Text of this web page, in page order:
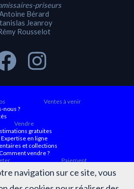
navigation sur ce site, vous
priseurs
Bérard
Jeanroy
Rousselot
nous ?
Ventes à venir
Vendre
gratuites
Expertise en ligne
et collections
vendre ?
Paiement